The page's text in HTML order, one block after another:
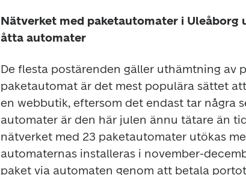
Nätverket med paketautomater i Uleåborg
åtta automater
De flesta postärenden gäller uthämtning av
paketautomat är det mest populära sättet
en webbutik, eftersom det endast tar några
automater är den här julen ännu tätare än
nätverket med 23 paketautomater utökas
automaternas installeras i november-
paket via automaten genom att betala